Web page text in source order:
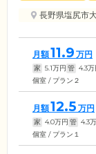
長野県塩尻市
月額11.9 万円
家 5.1万円 管 4.3万
個室 / プラン２
月額12.5 万円
家 4.0万円 管 4.3
個室 / プラン１